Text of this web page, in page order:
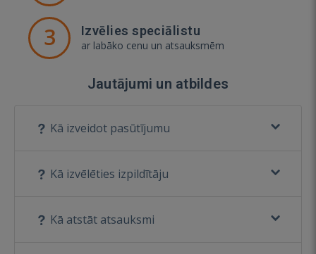
3 Izvēlies speciālistu
ar labāko cenu un atsauksmēm
Jautājumi un atbildes
Kā izveidot pasūtījumu
Kā izvēlēties izpildītāju
Kā atstāt atsauksmi